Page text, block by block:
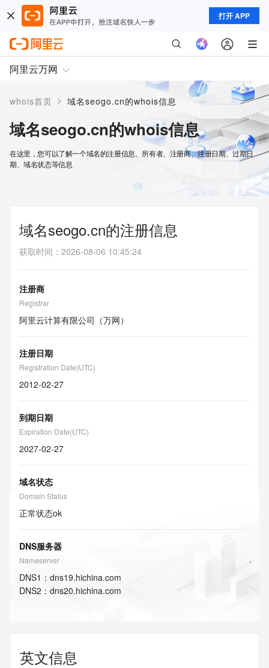
打开 APP
阿里云万网
whois首页 > 域名seogo.cn的whois信息
域名seogo.cn的whois信息
在这里，您可以了解一个域名的注册信息、所有者、注册商、注册日期、过期日
期、域名状态等信息
域名seogo.cn的注册信息
获取时间 ： 2026-08-06 10:45:24
注册商
Registrar
阿里云计算有限公司（万网）
注册日期
Registration Date(UTC)
2012-02-27
到期日期
Expiration Date(UTC)
2027-02-27
域名状态
Domain Status
正常状态ok
DNS服务器
Nameserver
DNS1 ： dns19.hichina.com
DNS2 ： dns20.hichina.com
英文信息